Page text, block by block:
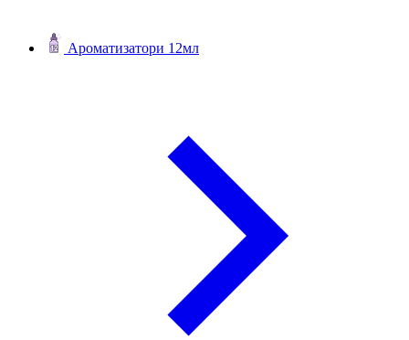
Ароматизатори 12мл